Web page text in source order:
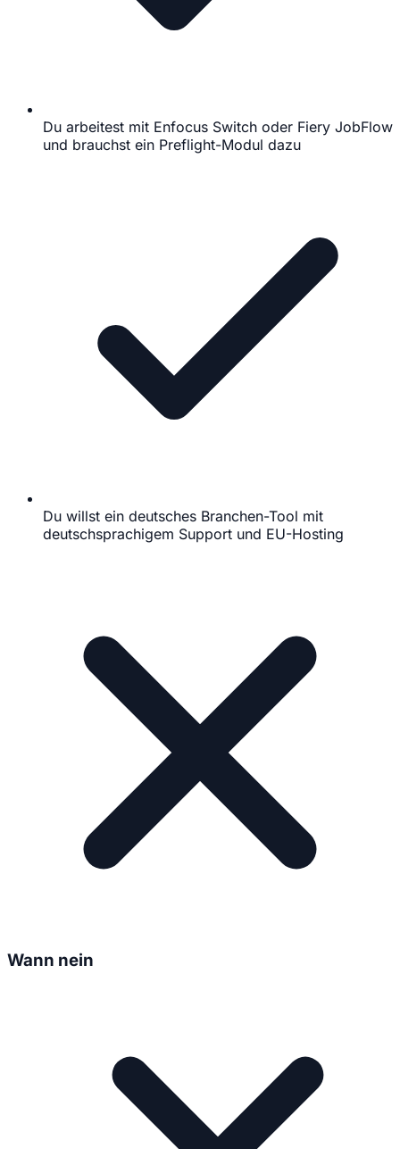
Du arbeitest mit Enfocus Switch oder Fiery JobFlow
und brauchst ein Preflight-Modul dazu
Du willst ein deutsches Branchen-Tool mit
deutschsprachigem Support und EU-Hosting
Wann nein